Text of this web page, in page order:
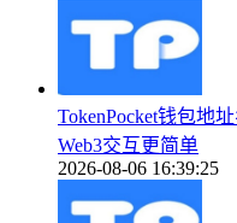
TokenPocket钱包地
Web3交互更简单
2026-08-06 16:39:25